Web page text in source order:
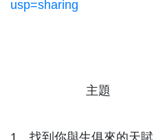
usp=sharing
主題
1、找到你與生俱來的天賦